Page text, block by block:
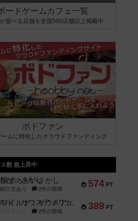
ードゲームカフェ一覧
遊べる店舗を全国500店舗以上掲載中
ボドファン
ームに特化したクラウドファンディング
数 急上昇中
574 PT
まちがいさがし
紹介文あり 2件の投稿
389 PT
リワイルド：サウスアメリカ
2件の投稿